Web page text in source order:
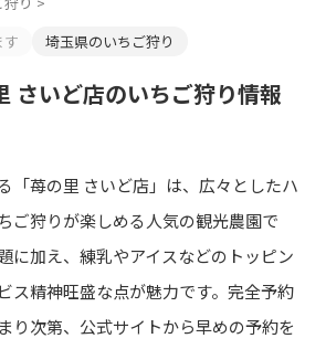
埼玉県のいちご狩り
さいど店のいちご狩り情報
「苺の里 さいど店」は、広々としたハ
ご狩りが楽しめる人気の観光農園で
に加え、練乳やアイスなどのトッピン
ス精神旺盛な点が魅力です。完全予約
り次第、公式サイトから早めの予約を